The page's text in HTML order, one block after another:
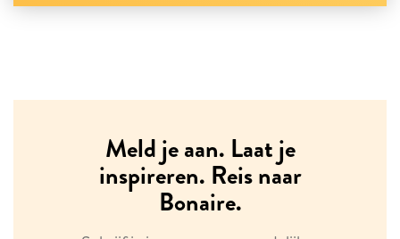
Meld je aan. Laat je
inspireren. Reis naar
Bonaire.